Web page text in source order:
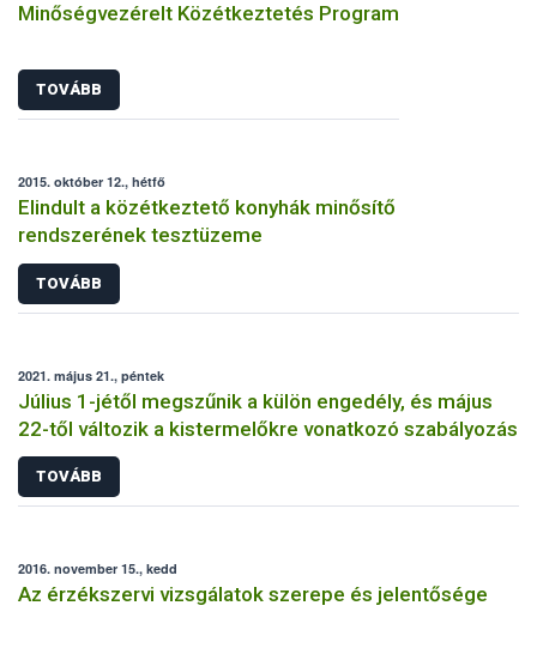
Minőségvezérelt Közétkeztetés Program
TOVÁBB
2015. október 12., hétfő
Elindult a közétkeztető konyhák minősítő
rendszerének tesztüzeme
TOVÁBB
2021. május 21., péntek
Július 1-jétől megszűnik a külön engedély, és május
22-től változik a kistermelőkre vonatkozó szabályozás
TOVÁBB
2016. november 15., kedd
Az érzékszervi vizsgálatok szerepe és jelentősége